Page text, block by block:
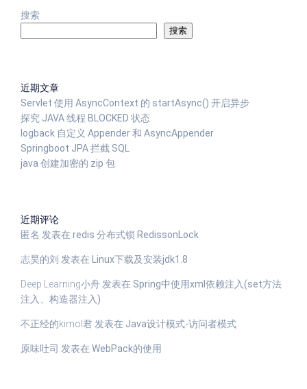
搜索
搜索
近期文章
Servlet 使用 AsyncContext 的 startAsync() 开启异步
探究 JAVA 线程 BLOCKED 状态
logback 自定义 Appender 和 AsyncAppender
Springboot JPA 拦截 SQL
java 创建加密的 zip 包
近期评论
匿名 发表在 redis 分布式锁 RedissonLock
志昊的刘 发表在 Linux下载及安装jdk1.8
Deep Learning小舟 发表在 Spring中使用xml依赖注入(set方法
注入、构造器注入)
不正经的kimol君 发表在 Java设计模式-访问者模式
原味吐司 发表在 WebPack的使用